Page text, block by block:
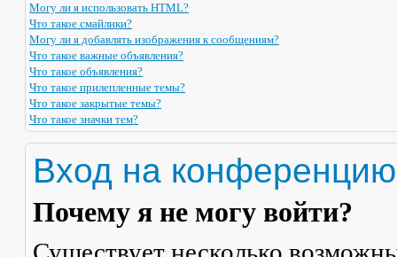
Могу ли я использовать HTML?
Что такое смайлики?
Могу ли я добавлять изображения к сообщениям?
Что такое важные объявления?
Что такое объявления?
Что такое прилепленные темы?
Что такое закрытые темы?
Что такое значки тем?
Вход на
Почему я не могу войти?